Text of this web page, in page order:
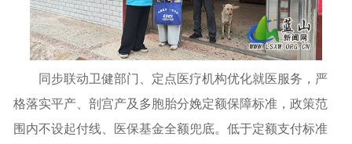
同步联动卫健部门、定点医疗机构优化就医服务，严
格落实平产、剖宫产及多胞胎分娩定额保障标准，政策范
围内不设起付线、医保基金全额兜底。低于定额支付标准